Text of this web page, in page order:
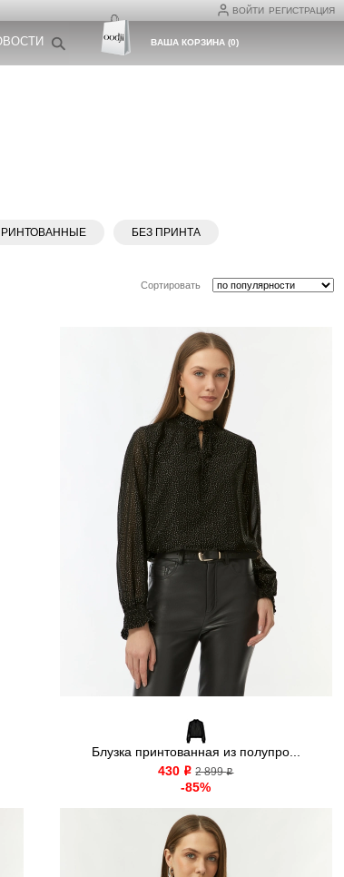
ВОЙТИ РЕГИСТРАЦИЯ
ВАША КОРЗИНА(0)
БЕЗ ПРИНТА
Сортировать
Блузка принтованная из полупро...
430 o 2 899o
-85%